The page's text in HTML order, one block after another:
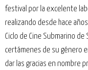
festival por la excelente
realizando desde hace
Ciclo de Cine Submarino
certámenes de su género
dar las gracias en nombre